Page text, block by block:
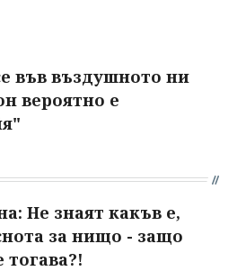
във въздушното ни
вероятно е
Не знаят какъв е,
за нищо - защо
тогава?!